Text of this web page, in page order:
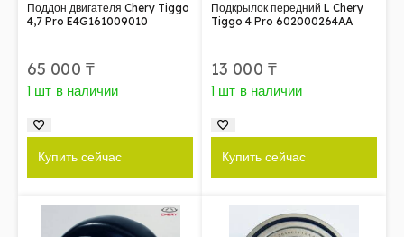
Поддон двигателя Chery Tiggo
4,7 Pro E4G161009010
65 000 ₸
1 шт в наличии
Купить сейчас
Подкрылок передний L Chery
Tiggo 4 Pro 602000264AA
13 000 ₸
1 шт в наличии
Купить сейчас